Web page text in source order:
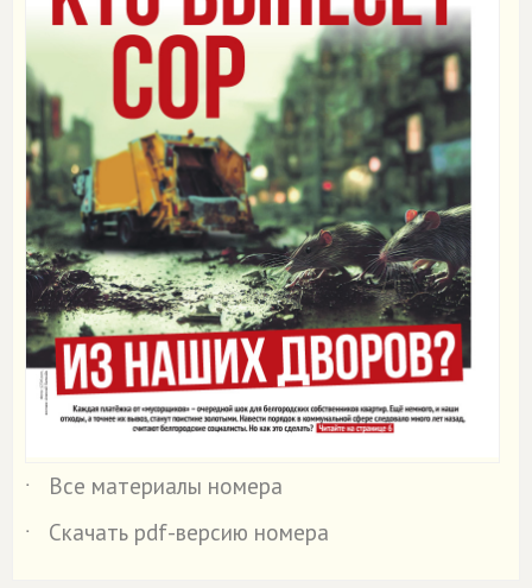
˙
Все материалы номера
˙
Скачать pdf-версию номера